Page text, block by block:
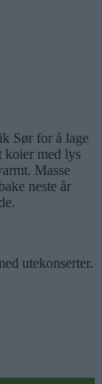
Sør for å lage
koier med lys
Masse
neste år
utekonserter.